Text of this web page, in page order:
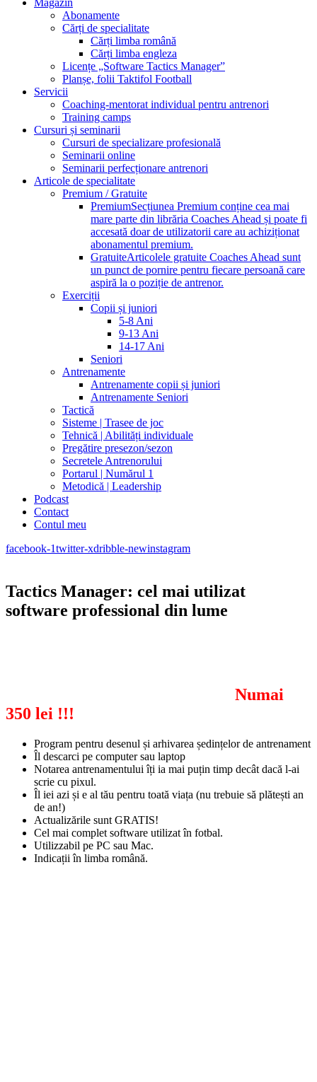
Magazin
Abonamente
Cărți de specialitate
Cărți limba română
Cărți limba engleza
Licențe „Software Tactics Manager”
Planșe, folii Taktifol Football
Servicii
Coaching-mentorat individual pentru antrenori
Training camps
Cursuri și seminarii
Cursuri de specializare profesională
Seminarii online
Seminarii perfecționare antrenori
Articole de specialitate
Premium / Gratuite
PremiumSecțiunea Premium conține cea mai
mare parte din librăria Coaches Ahead și poate fi
accesată doar de utilizatorii care au achiziționat
abonamentul premium.
GratuiteArticolele gratuite Coaches Ahead sunt
un punct de pornire pentru fiecare persoană care
aspiră la o poziție de antrenor.
Exerciții
Copii și juniori
5-8 Ani
9-13 Ani
14-17 Ani
Seniori
Antrenamente
Antrenamente copii și juniori
Antrenamente Seniori
Tactică
Sisteme | Trasee de joc
Tehnică | Abilități individuale
Pregătire presezon/sezon
Secretele Antrenorului
Portarul | Numărul 1
Metodică | Leadership
Podcast
Contact
Contul meu
facebook-1twitter-xdribble-newinstagram
Tactics Manager: cel mai utilizat
software professional din lume
Numai
350 lei !!!
Program pentru desenul și arhivarea ședințelor de antrenament
Îl descarci pe computer sau laptop
Notarea antrenamentului îți ia mai puțin timp decât dacă l-ai
scrie cu pixul.
Îl iei azi și e al tău pentru toată viața (nu trebuie să plătești an
de an!)
Actualizările sunt GRATIS!
Cel mai complet software utilizat în fotbal.
Utilizzabil pe PC sau Mac.
Indicații în limba română.